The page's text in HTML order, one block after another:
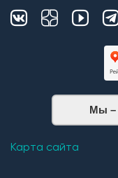
Мы –
Карта сайта